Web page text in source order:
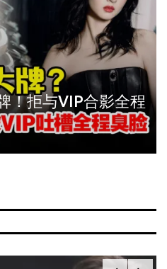
！拒与VIP合影全程